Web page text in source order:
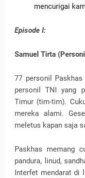
mencurigai
Episode I:
Samuel Tirta
77 personil
personil TNI yang
Timur (tim-tim).
mereka alami.
meletus kapan saja
Paskhas memang
pandura, linud,
Interfet mendarat di